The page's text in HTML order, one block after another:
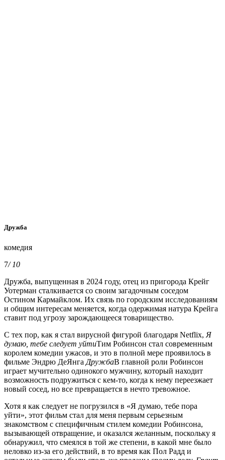
Дружба
комедия
7/ 10
Дружба, выпущенная в 2024 году, отец из пригорода Крейг
Уотерман сталкивается со своим загадочным соседом
Остином Кармайклом. Их связь по городским исследованиям
и общим интересам меняется, когда одержимая натура Крейга
ставит под угрозу зарождающееся товарищество.
С тех пор, как я стал вирусной фигурой благодаря Netflix, Я
думаю, тебе следует уйтиТим Робинсон стал современным
королем комедии ужасов, и это в полной мере проявилось в
фильме Эндрю ДеЯнга ДружбаВ главной роли Робинсон
играет мучительно одинокого мужчину, который находит
возможность подружиться с кем-то, когда к нему переезжает
новый сосед, но все превращается в нечто тревожное.
Хотя я как следует не погрузился в «Я думаю, тебе пора
уйти», этот фильм стал для меня первым серьезным
знакомством с специфичным стилем комедии Робинсона,
вызывающей отвращение, и оказался желанным, поскольку я
обнаружил, что смеялся в той же степени, в какой мне было
неловко из-за его действий, в то время как Пол Радд и